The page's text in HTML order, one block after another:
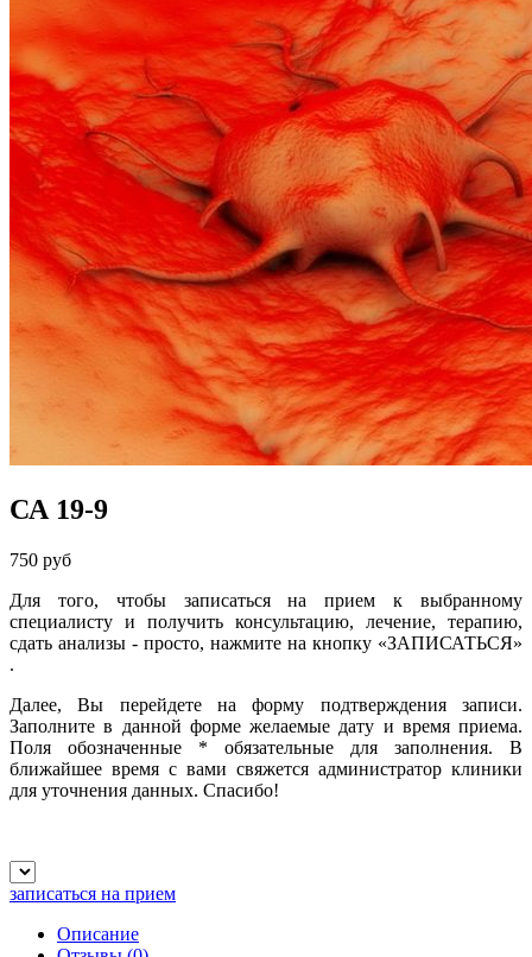
СА 19-9
750 руб
Для того, чтобы записаться на прием к выбранному
специалисту и получить консультацию, лечение, терапию,
сдать анализы - просто, нажмите на кнопку «ЗАПИСАТЬСЯ»
.
Далее, Вы перейдете на форму подтверждения записи.
Заполните в данной форме желаемые дату и время приема.
Поля обозначенные * обязательные для заполнения. В
ближайшее время с вами свяжется администратор клиники
для уточнения данных. Спасибо!
записаться на прием
Описание